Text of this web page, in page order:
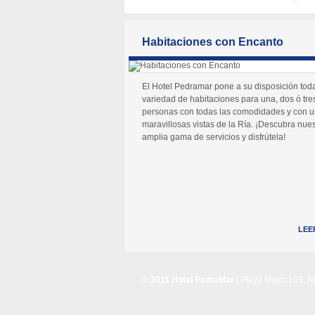
Habitaciones con Encanto
El Hotel Pedramar pone a su disposición
variedad de habitaciones para una, dos ó
personas con todas las comodidades y con
maravillosas vistas de la Ría. ¡Descubra
amplia gama de servicios y disfrútela!